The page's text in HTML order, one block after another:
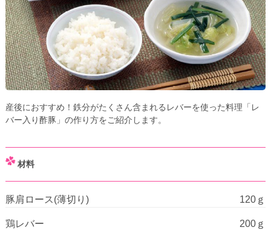
産後におすすめ！鉄分がたくさん含まれるレバーを使った料理「レ
バー入り酢豚」の作り方をご紹介します。
材料
豚肩ロース(薄切り) 120ｇ
鶏レバー 200ｇ